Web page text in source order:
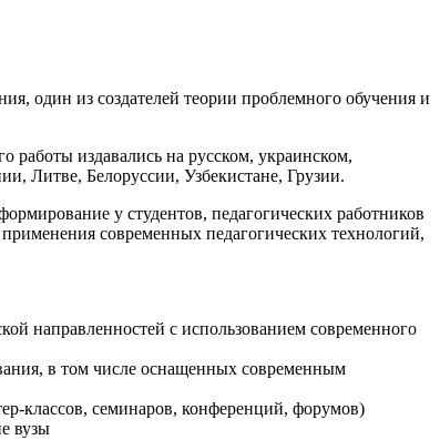
один из создателей теории проблемного обучения и
работы издавались на русском, украинском,
Литве, Белоруссии, Узбекистане, Грузии.
у студентов, педагогических работников
современных педагогических технологий,
направленностей с использованием современного
в том числе оснащенных современным
классов, семинаров, конференций, форумов)
вузы